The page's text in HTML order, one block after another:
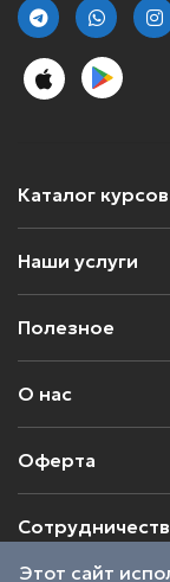
Каталог курсов
Наши услуги
Полезное
О нас
Оферта
Этот сайт